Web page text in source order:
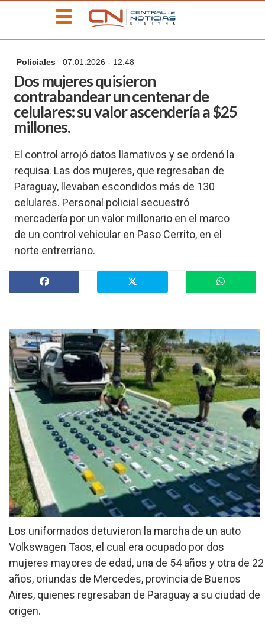
PORTADA
Deportes
Educación
Información
General
Locales
Nacionales
Policiales
»
Provinciales
»
Cultura
»
Economía
»
Espectáculos
»
Internacionales
»
Judiciales
»
Política
Policiales 07.01.2026 - 12:48
Dos mujeres quisieron
contrabandear un centenar de
celulares: su valor ascendería a $25
millones.
El control arrojó datos llamativos y se ordenó la
requisa. Las dos mujeres, que regresaban de
Paraguay, llevaban escondidos más de 130
celulares. Personal policial secuestró
mercadería por un valor millonario en el marco
de un control vehicular en Paso Cerrito, en el
norte entrerriano.
Los uniformados detuvieron la marcha de un auto
Volkswagen Taos, el cual era ocupado por dos
mujeres mayores de edad, una de 54 años y otra de 22
años, oriundas de Mercedes, provincia de Buenos
Aires, quienes regresaban de Paraguay a su ciudad de
origen.